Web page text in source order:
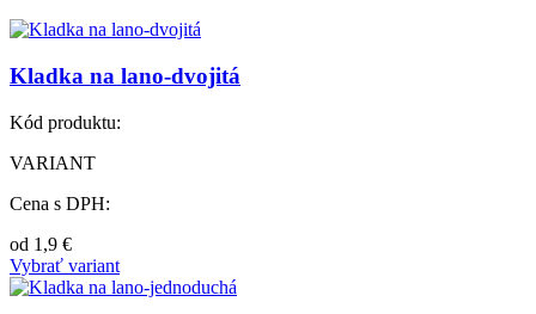
Kladka na lano-dvojitá
Kód produktu:
VARIANT
Cena s DPH:
od 1,9 €
Vybrať variant